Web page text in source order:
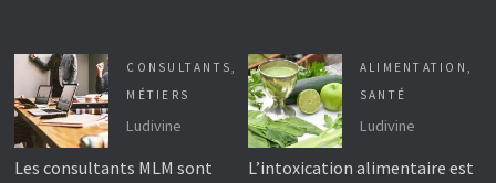
CONSULTANTS,
MÉTIERS
Ludivine
Les consultants MLM sont
ALIMENTATION ,
SANTÉ
Ludivine
L’intoxication alimentaire est